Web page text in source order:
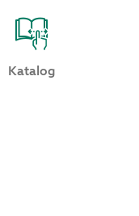
Katalog